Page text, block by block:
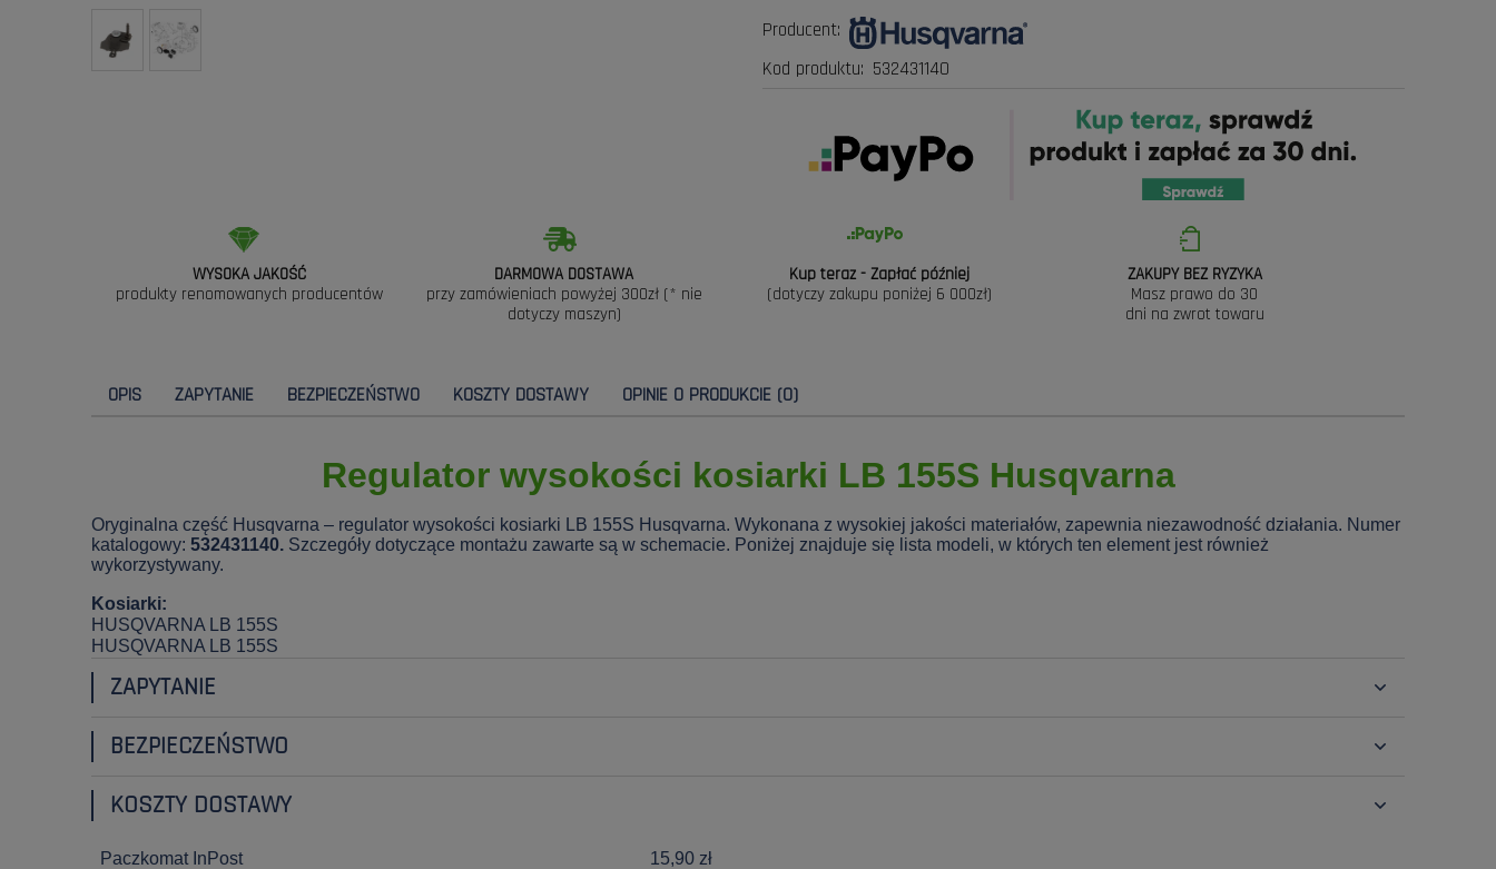
Producent:
Kod produktu: 532431140
WYSOKA JAKOŚĆ
produkty renomowanych producentów
DARMOWA DOSTAWA
przy zamówieniach powyżej 300zł (* nie
dotyczy maszyn)
Kup teraz - Zapłać później
(dotyczy zakupu poniżej 6 000zł)
ZAKUPY BEZ RYZYKA
Masz prawo do 30
dni na zwrot towaru
OPIS ZAPYTANIE BEZPIECZEŃSTWO KOSZTY DOSTAWY OPINIE O PRODUKCIE (0)
Regulator wysokości kosiarki LB 155S Husqvarna
Oryginalna część Husqvarna – regulator wysokości kosiarki LB 155S Husqvarna. Wykonana z wysokiej jakości materiałów, zapewnia niezawodność działania. Numer
katalogowy: 532431140. Szczegóły dotyczące montażu zawarte są w schemacie. Poniżej znajduje się lista modeli, w których ten element jest również
wykorzystywany.
Kosiarki:
HUSQVARNA LB 155S
HUSQVARNA LB 155S
ZAPYTANIE
BEZPIECZEŃSTWO
KOSZTY DOSTAWY
Paczkomat InPost 15,90 zł